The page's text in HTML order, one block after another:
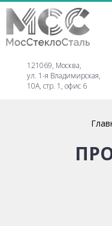
121069, Москва,
ул. 1-я Владимирская,
10А, стр. 1, офис 6